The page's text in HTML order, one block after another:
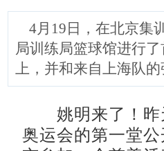
4月19日，在北京集
局训练局篮球馆进行
上，并和来自上海队
姚明来了！昨
奥运会的第一堂